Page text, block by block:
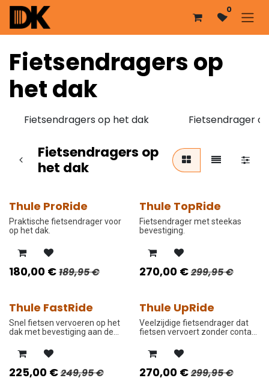
Overslaan naar inhoud 0
Fietsendragers op
het dak
Fietsendragers op het dak Fietsendrager
Fietsendragers op
het dak
PROMO PRIJS
Thule ProRide
Praktische fietsendrager voor
op het dak.
180,00 €189,95€
PROMO PRIJS
Thule TopRide
Fietsendrager met steekas
bevestiging.
270,00€299,95€
PROMO PRIJS
Thule FastRide
Snel fietsen vervoeren op het
dak met bevestiging aan de
225,00 €249,95€
PROMO PRIJS
Thule UpRide
Veelzijdige fietsendrager dat
fietsen vervoert zonder contact
de fiets.
270,00€299,95€